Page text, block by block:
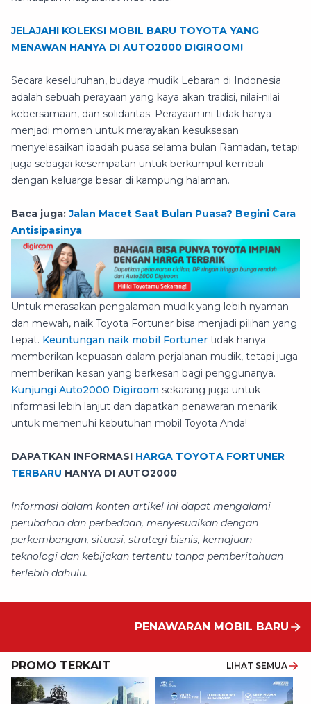
JELAJAHI KOLEKSI MOBIL BARU TOYOTA YANG
MENAWAN HANYA DI AUTO2000 DIGIROOM!
Secara keseluruhan, budaya mudik Lebaran di Indonesia
adalah sebuah perayaan yang kaya akan tradisi, nilai-nilai
kebersamaan, dan solidaritas. Perayaan ini tidak hanya
menjadi momen untuk merayakan kesuksesan
menyelesaikan ibadah puasa selama bulan Ramadan, tetapi
juga sebagai kesempatan untuk berkumpul kembali
dengan keluarga besar di kampung halaman.
Baca juga:Jalan Macet Saat Bulan Puasa? Begini Cara
Antisipasinya
Untuk merasakan pengalaman mudik yang lebih nyaman
dan mewah, naik Toyota Fortuner bisa menjadi pilihan yang
tepat. Keuntungan naik mobil Fortuner tidak hanya
memberikan kepuasan dalam perjalanan mudik, tetapi juga
memberikan kesan yang berkesan bagi penggunanya.
Kunjungi Auto2000 Digiroom sekarang juga untuk
informasi lebih lanjut dan dapatkan penawaran menarik
untuk memenuhi kebutuhan mobil Toyota Anda!
DAPATKAN INFORMASI HARGA TOYOTA FORTUNER
TERBARU HANYA DI AUTO2000
Informasi dalam konten artikel ini dapat mengalami
perubahan dan perbedaan, menyesuaikan dengan
perkembangan, situasi, strategi bisnis, kemajuan
teknologi dan kebijakan tertentu tanpa pemberitahuan
terlebih dahulu.
PENAWARAN MOBIL BARU
PROMO TERKAIT LIHAT SEMUA